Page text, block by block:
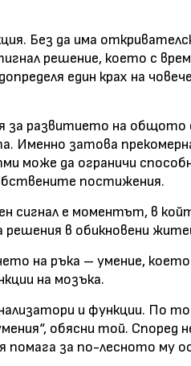
Без да има
решение, което с
един крах на
за развитието на общото
Именно затова
може да ограничи
постижения.
сигнал е моментът, в
в обикновени
на ръка – умение,
на мозъка.
и функции. По
обясни той. Според
помага за по-лесното му